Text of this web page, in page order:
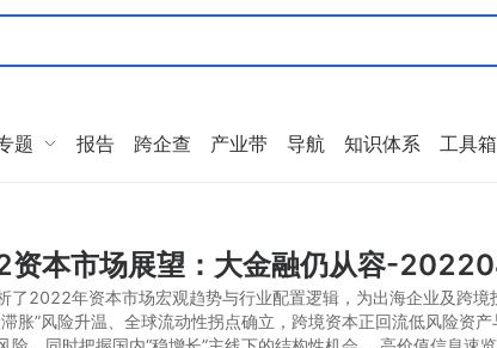
题 报告 跨企查 产业带 导航 知识体系 工具箱
本市场展望：大金融仍从容-
了2022年资本市场宏观趋势与行业配置逻辑，为出海企业及跨
胀”风险升温、全球流动性拐点确立，跨境资本正回流低风险资